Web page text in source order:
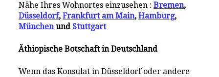
Nähe Ihres Wohnortes einzusehen :Bremen,
Düsseldorf,Frankfurt am Main,Hamburg,
Münchenund Stuttgart
Äthiopische Botschaft in Deutschland
Wenn das Konsulat in Düsseldorf oder andere